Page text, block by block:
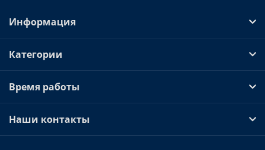
Информация
Категории
Время работы
Наши контакты